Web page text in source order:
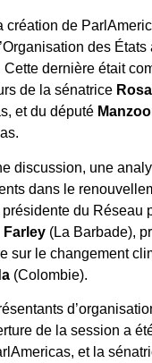
de
des
dernière était
de la sénatrice
et du député
discussion, une
dans le
du Réseau
Farley (La Barbade),
le changement
(Colombie).
de la session a
et la